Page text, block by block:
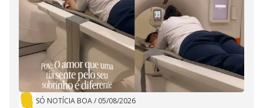
SÓ NOTÍCIA BOA/ 05/08/2026